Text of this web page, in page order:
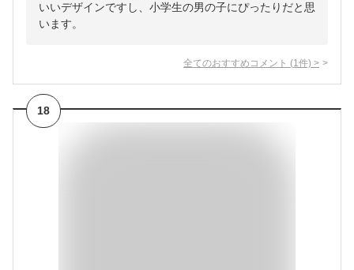
いいデザインですし、小学生の男の子にぴったりだと思
います。
全てのおすすめコメント (1 件) >
18